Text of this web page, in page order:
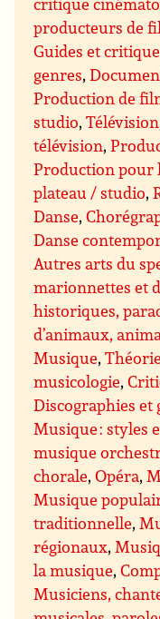
producteurs de
Guides et
genres,
Production de
studio,Télévision
télévision,
Production pour
plateau / studio,
Danse,
Danse
Autres arts du
marionnettes et
historiques,
d’animaux,
Musique,
musicologie,
Discographies et
Musique : styles
musique
chorale,Opéra,
Musique
traditionnelle,
régionaux,
la musique,
Musiciens,